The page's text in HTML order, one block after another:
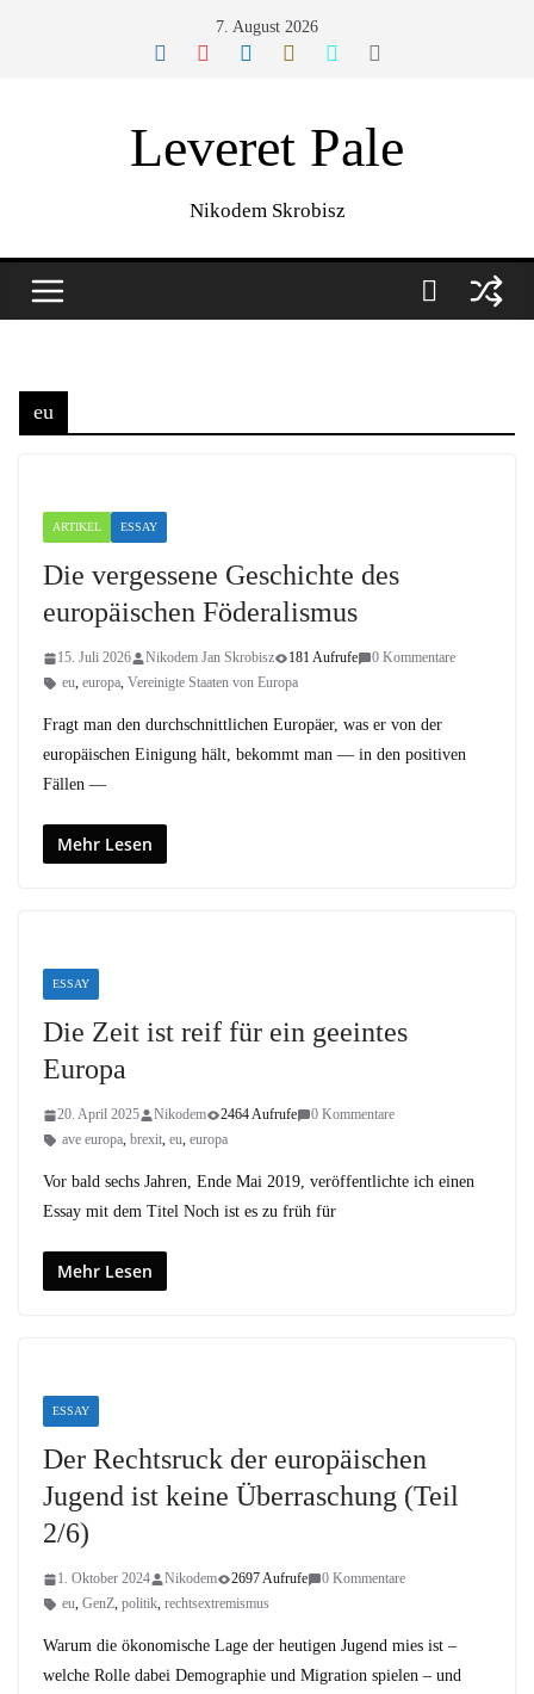
7. August 2026
Leveret Pale
Nikodem Skrobisz
eu
ARTIKEL ESSAY
Die vergessene Geschichte des
europäischen Föderalismus
15. Juli 2026 Nikodem Jan Skrobisz 181 Aufrufe
0 Kommentare
eu, europa, Vereinigte Staaten von Europa
Fragt man den durchschnittlichen Europäer, was er von der
europäischen Einigung hält, bekommt man — in den positiven
Fällen —
Mehr Lesen
ESSAY
Die Zeit ist reif für ein geeintes
Europa
20. April 2025 Nikodem 2464 Aufrufe
0 Kommentare
ave europa, brexit, eu, europa
Vor bald sechs Jahren, Ende Mai 2019, veröffentlichte ich einen
Essay mit dem Titel Noch ist es zu früh für
Mehr Lesen
ESSAY
Der Rechtsruck der europäischen
Jugend ist keine Überraschung (Teil
2/6)
1. Oktober 2024 Nikodem 2697 Aufrufe
0 Kommentare
eu, GenZ, politik, rechtsextremismus
Warum die ökonomische Lage der heutigen Jugend mies ist –
welche Rolle dabei Demographie und Migration spielen – und